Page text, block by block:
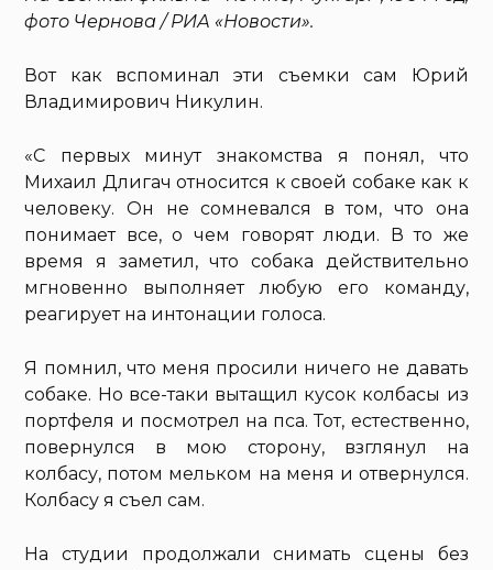
фото Чернова / РИА «Новости».
Вот как вспоминал эти съемки сам Юрий
Владимирович Никулин.
«С первых минут знакомства я понял, что
Михаил Длигач относится к своей собаке как к
человеку. Он не сомневался в том, что она
понимает все, о чем говорят люди. В то же
время я заметил, что собака действительно
мгновенно выполняет любую его команду,
реагирует на интонации голоса.
Я помнил, что меня просили ничего не давать
собаке. Но все-таки вытащил кусок колбасы из
портфеля и посмотрел на пса. Тот, естественно,
повернулся в мою сторону, взглянул на
колбасу, потом мельком на меня и отвернулся.
Колбасу я съел сам.
На студии продолжали снимать сцены без